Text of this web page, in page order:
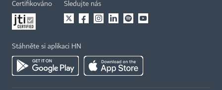
Certifikováno Sledujte nás
Stáhněte si aplikaci HN